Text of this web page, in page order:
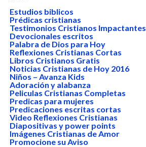
Estudios biblicos
Prédicas cristianas
Testimonios Cristianos Impactantes
Devocionales escritos
Palabra de Dios para Hoy
Reflexiones Cristianas Cortas
Libros Cristianos Gratis
Noticias Cristianas de Hoy 2016
Niños – Avanza Kids
Adoración y alabanza
Peliculas Cristianas Completas
Predicas para mujeres
Predicaciones escritas cortas
Video Reflexiones Cristianas
Diapositivas y power points
Imágenes Cristianas de Amor
Promocione su Aviso